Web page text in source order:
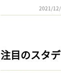
2021/
注目のスタ